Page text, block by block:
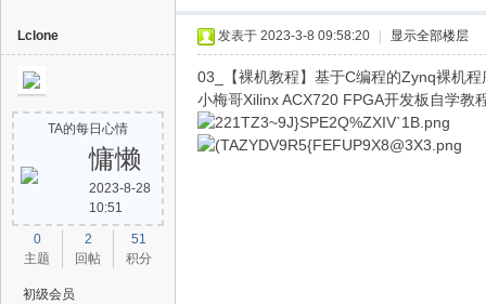
电
Lclone
TA的每日心情
慵懒
2023-8-28
10:51
0
主题
2
回帖
51
积分
初级会员
发表于 2023-3-8 09:58:20 显示全部楼层
03_【裸机教程】基于C编程的Zynq裸机
小梅哥Xilinx ACX720 FPGA开发板自学教